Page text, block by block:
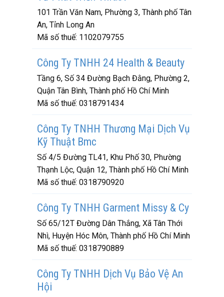
101 Trần Văn Nam, Phường 3, Thành phố Tân
An, Tỉnh Long An
Mã số thuế: 1102079755
Công Ty TNHH 24 Health & Beauty
Tầng 6, Số 34 Đường Bạch Đằng, Phường 2,
Quận Tân Bình, Thành phố Hồ Chí Minh
Mã số thuế: 0318791434
Công Ty TNHH Thương Mại Dịch Vụ
Kỹ Thuật Bmc
Số 4/5 Đường TL41, Khu Phố 30, Phường
Thạnh Lộc, Quận 12, Thành phố Hồ Chí Minh
Mã số thuế: 0318790920
Công Ty TNHH Garment Missy & Cy
Số 65/12T Đường Dân Thắng, Xã Tân Thới
Nhì, Huyện Hóc Môn, Thành phố Hồ Chí Minh
Mã số thuế: 0318790889
Công Ty TNHH Dịch Vụ Bảo Vệ An
Hội